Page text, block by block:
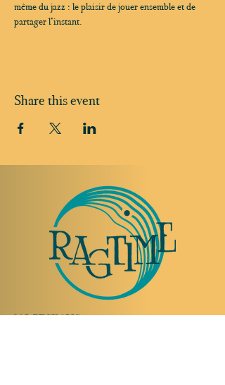
même du jazz : le plaisir de jouer ensemble et de
partager l’instant.
Share this event
TO VISIT US